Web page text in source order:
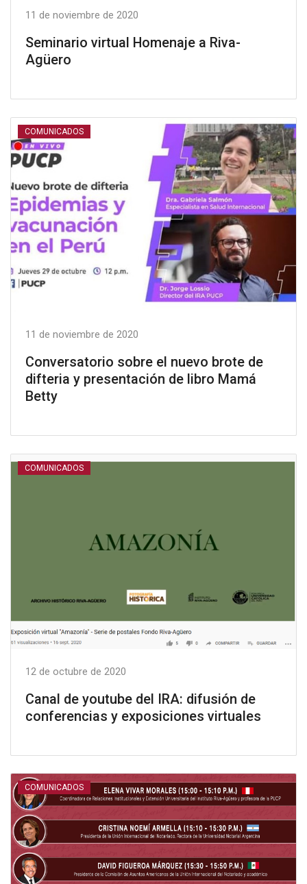
11 de noviembre de 2020
Seminario virtual Homenaje a Riva-
Agüero
COMUNICADOS
11 de noviembre de 2020
Conversatorio sobre el nuevo brote de
difteria y presentación de libro Mamá
Betty
COMUNICADOS
12 de octubre de 2020
Canal de youtube del IRA: difusión de
conferencias y exposiciones virtuales
COMUNICADOS